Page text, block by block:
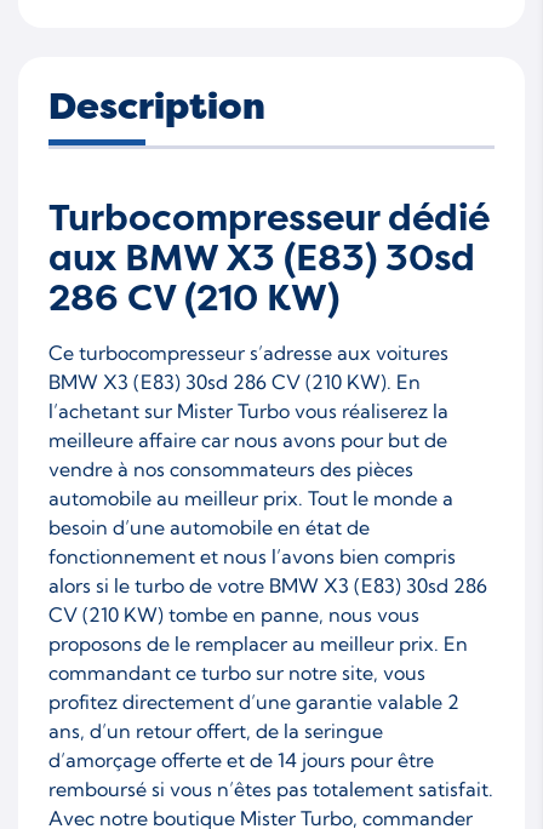
Description
Turbocompresseur dédié
aux BMW X3 (E83) 30sd
286 CV (210 KW)
Ce turbocompresseur s’adresse aux voitures
BMW X3 (E83) 30sd 286 CV (210 KW). En
l’achetant sur Mister Turbo vous réaliserez la
meilleure affaire car nous avons pour but de
vendre à nos consommateurs des pièces
automobile au meilleur prix. Tout le monde a
besoin d’une automobile en état de
fonctionnement et nous l’avons bien compris
alors si le turbo de votre BMW X3 (E83) 30sd 286
CV (210 KW) tombe en panne, nous vous
proposons de le remplacer au meilleur prix. En
commandant ce turbo sur notre site, vous
profitez directement d’une garantie valable 2
ans, d’un retour offert, de la seringue
d’amorçage offerte et de 14 jours pour être
remboursé si vous n’êtes pas totalement satisfait.
Avec notre boutique Mister Turbo, commander